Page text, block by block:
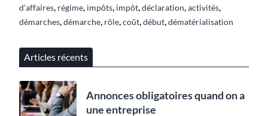
d’affaires, régime, impôts, impôt,déclaration,activités,
démarches,démarche, rôle,coût,début,dématérialisation
Articles récents
Annonces obligatoires quand on a
une entreprise